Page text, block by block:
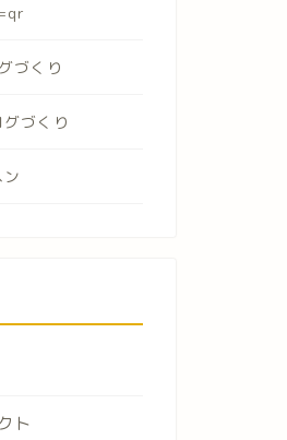
づくり
づくり
ト